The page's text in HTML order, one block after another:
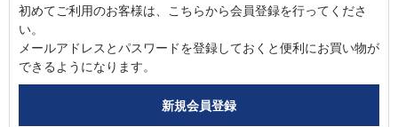
初めてご利用のお客様は、こちらから会員登録を行ってくださ
い。
メールアドレスとパスワードを登録しておくと便利にお買い物が
できるようになります。